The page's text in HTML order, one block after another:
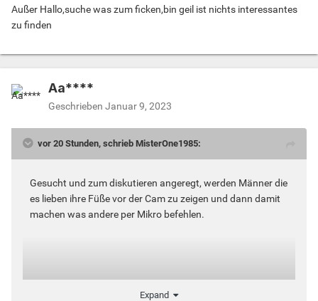
Außer Hallo,suche was zum ficken,bin geil ist nichts interessantes
zu finden
Aa****
Geschrieben Januar 9, 2023
vor 20 Stunden, schrieb MisterOne1985:
Gesucht und zum diskutieren angeregt, werden Männer die
es lieben ihre Füße vor der Cam zu zeigen und dann damit
machen was andere per Mikro befehlen.
Warum der Poste? Damit die Chats mit solchen Anfragen
Expand